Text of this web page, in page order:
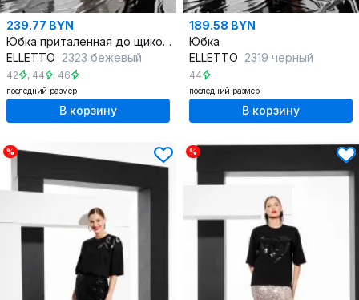
239.77 BYN
Юбка приталенная до щиколотки из пайеточного трикотажа
ELLETTO 2323 бежевый
42 , 44 , 46
последний размер
В корзину
189.58 BYN
Юбка
ELLETTO 2319 черный
44
последний размер
В корзину
% %